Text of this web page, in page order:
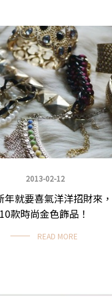
2013-02-12
年就要喜氣洋洋招財來
10款時尚金色飾品！
READ MORE